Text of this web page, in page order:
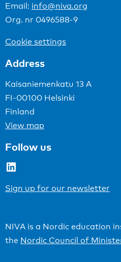
Email: info@niva.org
Org. nr 0496588-9
Cookie settings
Address
Kaisaniemenkatu 13 A
FI-00100 Helsinki
Finland
View map
Follow us
LinkedIn
Sign up for our newsletter
NIVA is a Nordic education
the Nordic Council of